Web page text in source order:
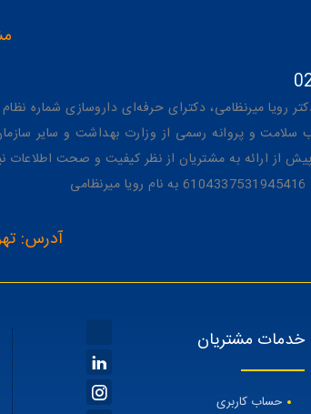
میرنظامی، دکترای حرفه‌ای داروسازی شماره نظام پزشکی: د-3247،
و پروانه رسمی از وزارت بهداشت و سایر
از ارائه به مشتریان از نظر کیفیت و صحت اطلاعات
آدرس:
خدمات مشتریان
حساب کاربری